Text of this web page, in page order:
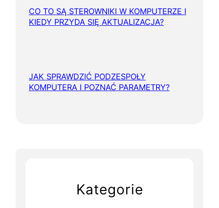
CO TO SĄ STEROWNIKI W KOMPUTERZE I
KIEDY PRZYDA SIĘ AKTUALIZACJA?
JAK SPRAWDZIĆ PODZESPOŁY
KOMPUTERA I POZNAĆ PARAMETRY?
Kategorie